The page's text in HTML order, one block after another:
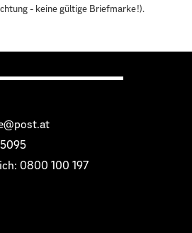
- keine gültige Briefmarke!).
0800 100 197